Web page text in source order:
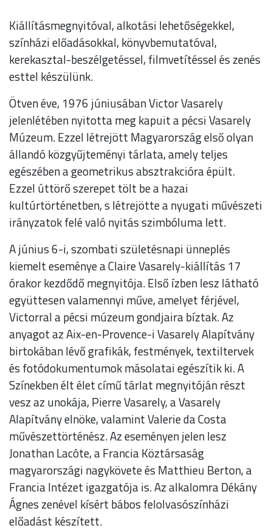
Kiállításmegnyitóval, alkotási lehetőségekkel,
színházi előadásokkal, könyvbemutatóval,
kerekasztal-beszélgetéssel, filmvetítéssel és zenés
esttel készülünk.
Ötven éve, 1976 júniusában Victor Vasarely
jelenlétében nyitotta meg kapuit a pécsi Vasarely
Múzeum. Ezzel létrejött Magyarország első olyan
állandó közgyűjteményi tárlata, amely teljes
egészében a geometrikus absztrakcióra épült.
Ezzel úttörő szerepet tölt be a hazai
kultúrtörténetben, s létrejötte a nyugati művészeti
irányzatok felé való nyitás szimbóluma lett.
A június 6-i, szombati születésnapi ünneplés
kiemelt eseménye a Claire Vasarely-kiállítás 17
órakor kezdődő megnyitója. Első ízben lesz látható
együttesen valamennyi műve, amelyet férjével,
Victorral a pécsi múzeum gondjaira bíztak. Az
anyagot az Aix-en-Provence-i Vasarely Alapítvány
birtokában lévő grafikák, festmények, textiltervek
és fotódokumentumok másolatai egészítik ki. A
Színekben élt élet című tárlat megnyitóján részt
vesz az unokája, Pierre Vasarely, a Vasarely
Alapítvány elnöke, valamint Valerie da Costa
művészettörténész. Az eseményen jelen lesz
Jonathan Lacôte, a Francia Köztársaság
magyarországi nagykövete és Matthieu Berton, a
Francia Intézet igazgatója is. Az alkalomra Dékány
Ágnes zenével kísért bábos felolvasószínházi
előadást készített.